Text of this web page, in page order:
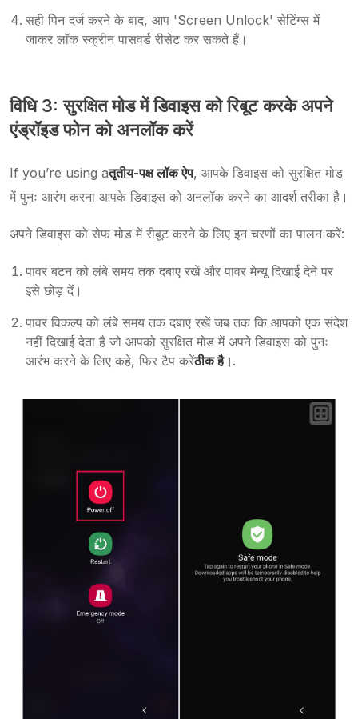
सही पिन दर्ज करने के बाद, आप 'Screen Unlock' सेटिंग्स में
जाकर लॉक स्क्रीन पासवर्ड रीसेट कर सकते हैं।
विधि 3: सुरक्षित मोड में डिवाइस को रिबूट करके अपने
एंड्रॉइड फोन को अनलॉक करें
If you’re using aतृतीय-पक्ष लॉक ऐप, आपके डिवाइस को सुरक्षित मोड
में पुनः आरंभ करना आपके डिवाइस को अनलॉक करने का आदर्श तरीका है।
अपने डिवाइस को सेफ मोड में रीबूट करने के लिए इन चरणों का पालन करें:
पावर बटन को लंबे समय तक दबाए रखें और पावर मेन्यू दिखाई देने पर
इसे छोड़ दें।
पावर विकल्प को लंबे समय तक दबाए रखें जब तक कि आपको एक संदेश
नहीं दिखाई देता है जो आपको सुरक्षित मोड में अपने डिवाइस को पुनः
आरंभ करने के लिए कहे, फिर टैप करेंठीक है। .